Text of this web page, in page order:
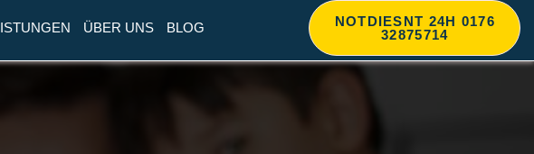
ÜBER UNS BLOG
NOTDIESNT 24H 0176
32875714